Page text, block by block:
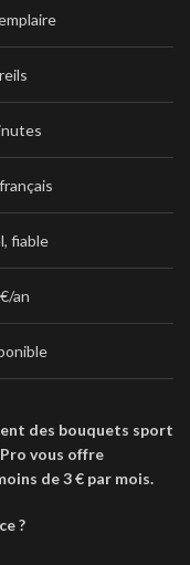
fiable
an
des bouquets sport
vous offre
de 3 € par mois.
?